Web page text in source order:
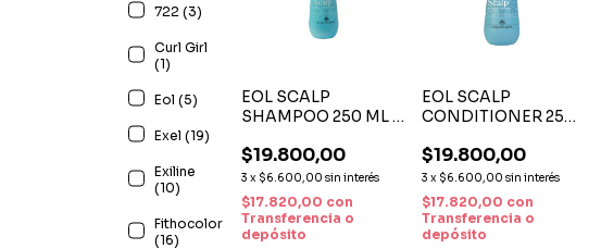
722 (3)
Curl Girl
(1)
Eol (5)
Exel (19)
Exiline
(10)
Fithocolor
(16)
EOL SCALP
SHAMPOO 250 ML -
REVITALIZANTE
CON ARGÁN,
JOJOBA Y MENTA
$19.800,00
3 x $6.600,00 sin interés
$17.820,00 con
Transferencia o
depósito
EOL SCALP
CONDITIONER 250
ACONDICIONADOR
HIDRATANTE CON
ARGÁN, JOJOBA Y
MENTA
$19.800,00
3 x $6.600,00 sin interés
$17.820,00 con
Transferencia o
depósito